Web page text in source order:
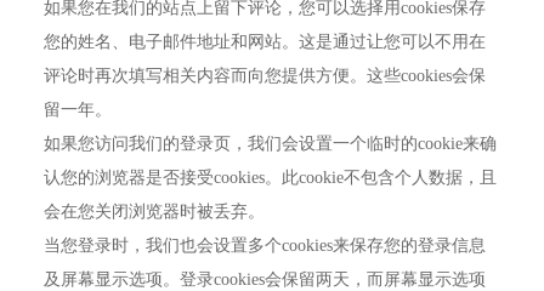
如果您在我们的站点上留下评论，您可以选择用cookies保存
您的姓名、电子邮件地址和网站。这是通过让您可以不用在
评论时再次填写相关内容而向您提供方便。这些cookies会保
留一年。
如果您访问我们的登录页，我们会设置一个临时的cookie来确
认您的浏览器是否接受cookies。此cookie不包含个人数据，且
会在您关闭浏览器时被丢弃。
当您登录时，我们也会设置多个cookies来保存您的登录信息
及屏幕显示选项。登录cookies会保留两天，而屏幕显示选项